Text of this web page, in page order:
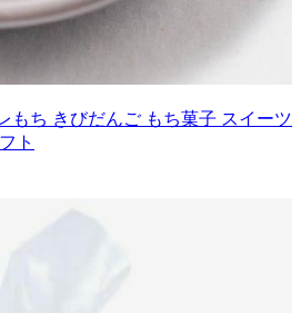
もち きびだんご もち菓子 スイーツ
ト